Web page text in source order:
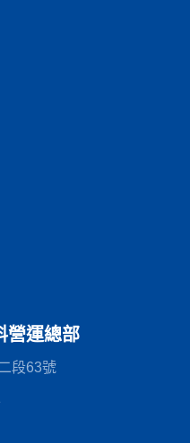
營運總部
段63號